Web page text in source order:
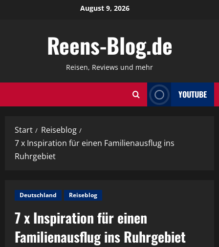
August 9, 2026
Reens-Blog.de
Reisen, Reviews und mehr
YOUTUBE
Start
Reiseblog
7 x Inspiration für einen Familienausflug ins
Ruhrgebiet
Deutschland Reiseblog
7 x Inspiration für einen
Familienausflug ins Ruhrgebiet